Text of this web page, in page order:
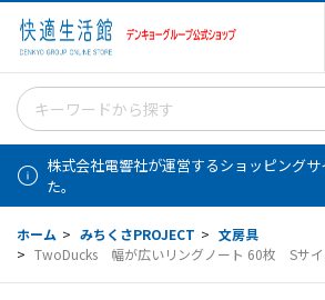
株式会社電響社が運営するショッピング
た。
ホーム > みちくさPROJECT > 文房具
> TwoDucks 幅が広いリングノート 60枚 Sサ